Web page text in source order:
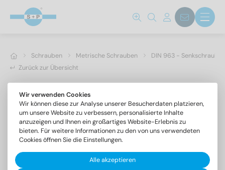
Schrauben Metrische Schrauben
DIN 963 -
Zurück zur Übersicht
Wir verwenden Cookies
Wir können diese zur Analyse unserer Besucherdaten platzieren,
um unsere Website zu verbessern, personalisierte Inhalte
anzuzeigen und Ihnen ein großartiges Website-Erlebnis zu
bieten. Für weitere Informationen zu den von uns verwendeten
Cookies öffnen Sie die Einstellungen.
Alle akzeptieren